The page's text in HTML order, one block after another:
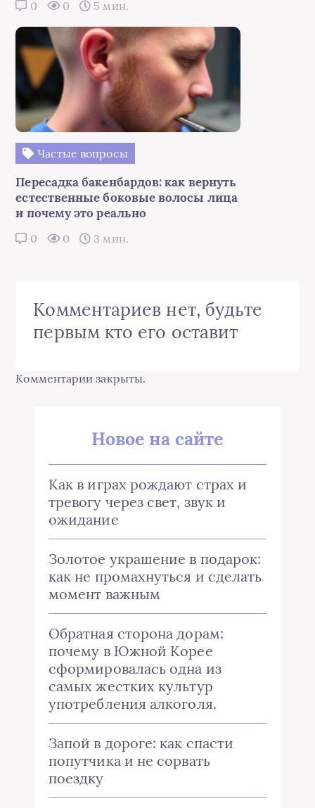
0 0 5 мин.
Частые вопросы
Пересадка бакенбардов: как вернуть
естественные боковые волосы лица
и почему это реально
0 0 3 мин.
Комментариев нет, будьте
первым кто его оставит
Комментарии закрыты.
Новое на сайте
Как в играх рождают страх и
тревогу через свет, звук и
ожидание
Золотое украшение в подарок:
как не промахнуться и сделать
момент важным
Обратная сторона дорам:
почему в Южной Корее
сформировалась одна из
самых жестких культур
употребления алкоголя.
Запой в дороге: как спасти
попутчика и не сорвать
поездку